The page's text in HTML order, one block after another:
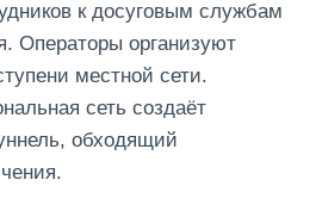
к досуговым службам
Операторы организуют
местной сети.
сеть создаёт
обходящий